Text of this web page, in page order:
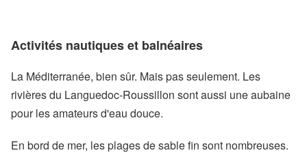
Activités nautiques et balnéaires
La Méditerranée, bien sûr. Mais pas seulement. Les
rivières du Languedoc-Roussillon sont aussi une aubaine
pour les amateurs d'eau douce.
En bord de mer, les plages de sable fin sont nombreuses.